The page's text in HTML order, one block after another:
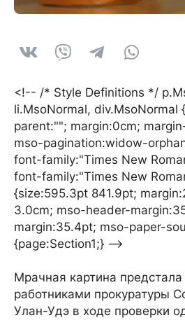
<!-- /* Style Definitions */
li.MsoNormal, div.MsoNormal
parent:""; margin:0cm;
mso-pagination:widow-
font-family:"Times New
font-family:"Times New
{size:595.3pt 841.9pt;
3.0cm; mso-header-
margin:35.4pt; mso-paper-
{page:Section1;} -->
Мрачная картина
работниками прокуратуры
Улан-Удэ в ходе проверки